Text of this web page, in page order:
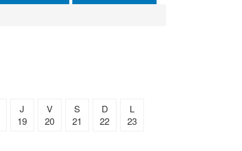
J
19
V
20
S
21
D
22
L
23